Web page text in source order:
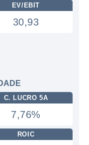
EV/EBIT
30,93
C. LUCRO 5A
7,76%
ROIC